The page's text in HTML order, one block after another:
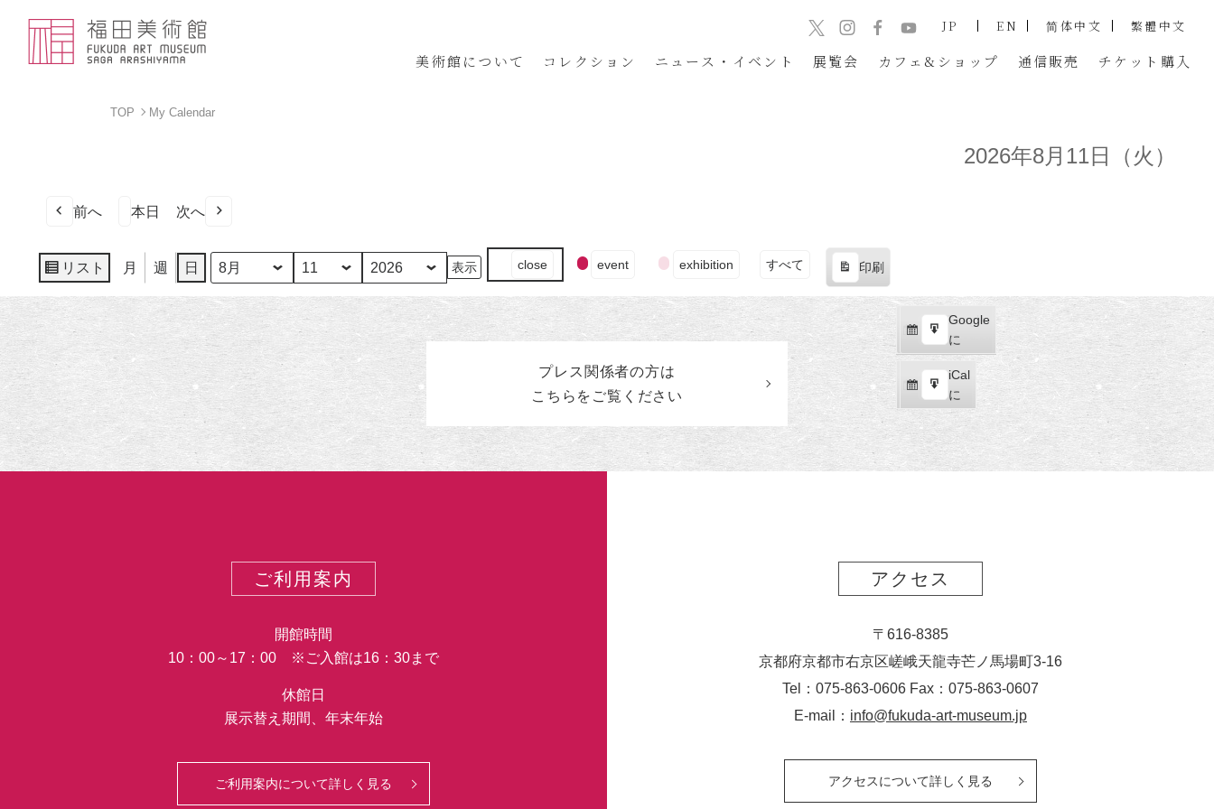
美術館について コレクション ニュース・イベント 展覧会 カフェ&ショップ 通信販売 チケット 購入
JP EN 简体中文 繁體中文
TOP My Calendar
2026年8月11日（火）
前へ 本日 次へ
リスト
表
示
月 週 日
月
日
年
ン
ト
ー
close event exhibition すべて 印刷
示
Google
で
購
読
iCal
で
購
Google
に
エ
ク
ス
ポ
ト
iCal
に
エ
ー
プレス関係者の方は
こちらをご覧ください
ご利用案内
開館時間
10：00～17：00 ※ご入館は16：30まで
休館日
展示替え期間、年末年始
ご利用案内について詳しく見る
アクセス
〒616-8385
京都府京都市右京区嵯峨天龍寺芒ノ馬場町3-16
Tel：075-863-0606 Fax：075-863-0607
E-mail： info@fukuda-art-museum.jp
アクセスについて詳しく見る